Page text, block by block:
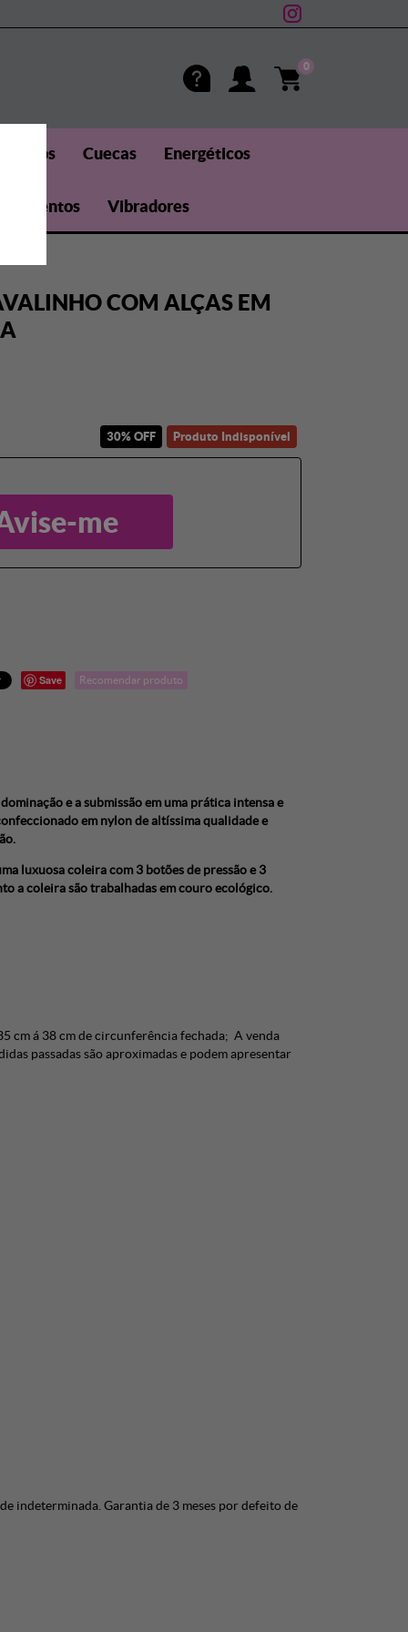
0
Cuecas Energéticos
Vibradores
COM ALÇAS EM
30% OFF
Produto Indisponível
me
Save Recomendar produto
e a submissão em uma prática intensa e
em nylon de altíssima qualidade e
luxuosa coleira com 3 botões de pressão e 3
a coleira são trabalhadas em couro ecológico.
cm á 38 cm de circunferência fechada; A venda
passadas são aproximadas e podem apresentar
indeterminada. Garantia de 3 meses por defeito de